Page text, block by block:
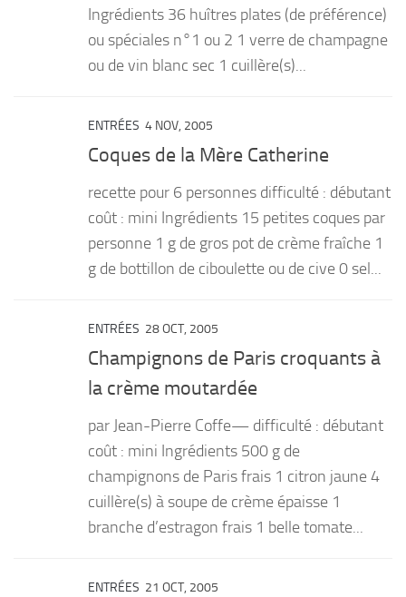
Ingrédients 36 huîtres plates (de préférence)
ou spéciales n°1 ou 2 1 verre de champagne
ou de vin blanc sec 1 cuillère(s)...
ENTRÉES 4 NOV, 2005
Coques de la Mère Catherine
recette pour 6 personnes difficulté : débutant
coût : mini Ingrédients 15 petites coques par
personne 1 g de gros pot de crème fraîche 1
g de bottillon de ciboulette ou de cive 0 sel...
ENTRÉES 28 OCT, 2005
Champignons de Paris croquants à
la crème moutardée
par Jean-Pierre Coffe— difficulté : débutant
coût : mini Ingrédients 500 g de
champignons de Paris frais 1 citron jaune 4
cuillère(s) à soupe de crème épaisse 1
branche d’estragon frais 1 belle tomate...
ENTRÉES 21 OCT, 2005